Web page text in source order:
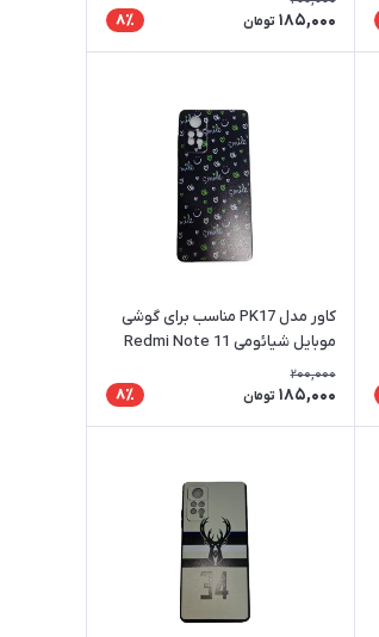
185,000 تومان 8٪
کاور مدل PK17 مناسب برای گوشی
موبایل شیائومی Redmi Note 11
Pro 4G / 5G
200,000
185,000 تومان 8٪